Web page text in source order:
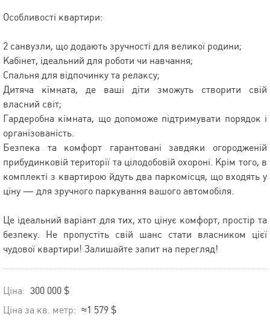
Особливості квартири:
2 санвузли, що додають зручності для великої родини;
Кабінет, ідеальний для роботи чи навчання;
Спальня для відпочинку та релаксу;
Дитяча кімната, де ваші діти зможуть створити свій
власний світ;
Гардеробна кімната, що допоможе підтримувати порядок і
організованість.
Безпека та комфорт гарантовані завдяки огородженій
прибудинковій території та цілодобовій охороні. Крім того, в
комплекті з квартирою йдуть два паркомісця, що входять у
ціну — для зручного паркування вашого автомобіля.
Це ідеальний варіант для тих, хто цінує комфорт, простір та
безпеку. Не пропустіть свій шанс стати власником цієї
чудової квартири! Залишайте запит на перегляд!
Ціна: 300 000 $
Ціна за кв. метр: ≈1 579 $